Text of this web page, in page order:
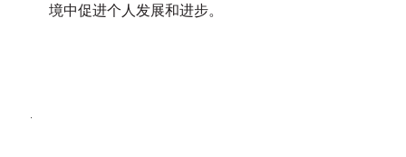
境中促进个人发展和进步。